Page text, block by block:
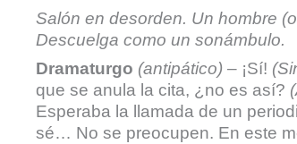
Salón en desorden. Un hombre
Descuelga como un sonámbulo.
Dramaturgo (antipático) – ¡Sí!
que se anula la cita, ¿no es así?
Esperaba la llamada de un
sé… No se preocupen. En este